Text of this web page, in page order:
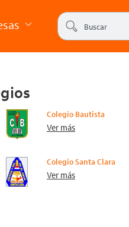
Colegio Bautista
Ver más
Colegio Santa Clara
Ver más